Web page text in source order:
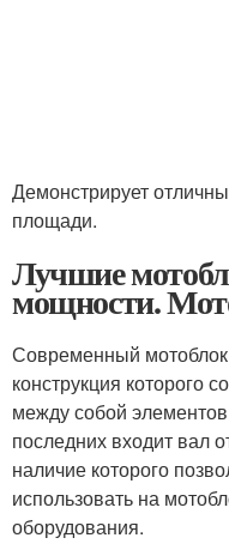
Демонстрирует
площади.
Лучшие
мощности.
Современный мотоблок
конструкция которого
между собой
последних входит вал
наличие которого
использовать на
оборудования.